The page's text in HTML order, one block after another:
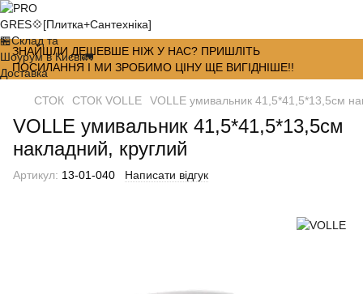
ЗНАЙШЛИ ДЕШЕВШЕ НІЖ У НАС? ПРИШЛІТЬ
ПОСИЛАННЯ І МИ ЗРОБИМО ЦІНУ ЩЕ ВИГІДНІШЕ!!
СТОК СТОК VOLLE VOLLE умивальник 41,5*41,5*13,5см
VOLLE умивальник 41,5*41,5*13,5см
накладний, круглий
Артикул: 13-01-040 Написати відгук